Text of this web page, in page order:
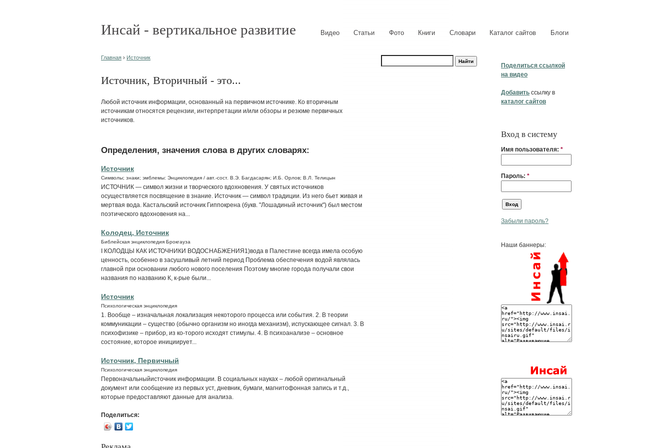
Инсай - вертикальное развитие Видео Статьи Фото Книги Словари Каталог сайтов Блоги
Поделиться ссылкой
на видео
Добавить ссылку в
каталог сайтов
Вход в систему
Имя пользователя: *
Пароль: *
Забыли пароль?
Наши баннеры:
Главная › Источник
Источник, Вторичный - это...
Любой источник информации, основанный на первичном источнике. Ко вторичным
источникам относятся рецензии, интерпретации и/или обзоры и резюме первичных
источников.
Определения, значения слова в других словарях:
Источник
Символы; знаки; эмблемы: Энциклопедия / авт.-сост. В.Э. Багдасарян; И.Б. Орлов; В.Л. Телицын
ИСТОЧНИК — символ жизни и творческого вдохновения. У святых источников
осуществляется посвящение в знание. Источник — символ традиции. Из него бьет живая и
мертвая вода. Кастальский источник Гиппокрена (букв. "Лошадиный источник") был местом
поэтического вдохновения на...
Колодец, Источник
Библейская энциклопедия Брокгауза
I КОЛОДЦЫ КАК ИСТОЧНИКИ ВОДОСНАБЖЕНИЯ1)вода в Палестине всегда имела особую
ценность, особенно в засушливый летний период Проблема обеспечения водой являлась
главной при основании любого нового поселения Поэтому многие города получали свои
названия по названию К, к-рые были...
Источник
Психологическая энциклопедия
1. Вообще – изначальная локализация некоторого процесса или события. 2. В теории
коммуникации – существо (обычно организм но иногда механизм), испускающее сигнал. 3. В
психофизике – прибор, из ко-торого исходят стимулы. 4. В психоанализе – основное
состояние, которое инициирует...
Источник, Первичный
Психологическая энциклопедия
Первоначальныйисточник информации. В социальных науках – любой оригинальный
документ или сообщение из первых уст, дневник, бумаги, магнитофонная запись и т.д.,
которые предоставляют данные для анализа.
Поделиться: